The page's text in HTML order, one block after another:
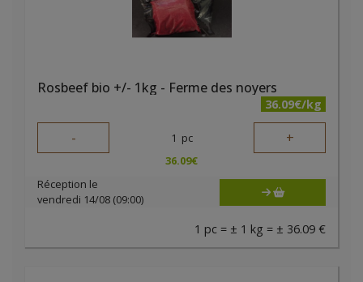
Rosbeef bio +/- 1kg - Ferme des noyers
36.09€/kg
- 1 pc +
36.09€
Réception le
vendredi 14/08 (09:00)
1 pc = ± 1 kg = ± 36.09 €